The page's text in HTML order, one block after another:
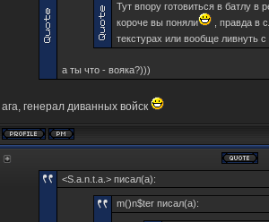
Тут впору готовиться в батлу
короче вы поняли
, правда в
текстурах или вообще ливнуть с
а ты что - вояка?)))
ага, генерал диванных войск
<S.a.n.t.a.> писал(а):
m()n$ter писал(а):